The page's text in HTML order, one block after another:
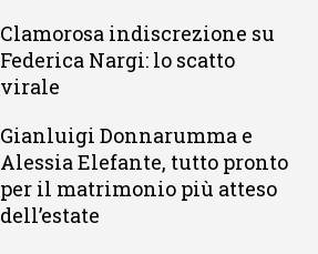
Clamorosa indiscrezione su
Federica Nargi: lo scatto
virale
Gianluigi Donnarumma e
Alessia Elefante, tutto pronto
per il matrimonio più atteso
dell’estate